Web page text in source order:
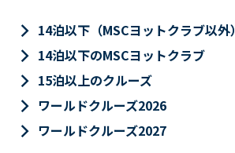
keyboard_arrow_right 14泊以下（MSCヨットクラブ以外）
keyboard_arrow_right 14泊以下のMSCヨットクラブ
keyboard_arrow_right 15泊以上のクルーズ
keyboard_arrow_right ワールドクルーズ2026
keyboard_arrow_right ワールドクルーズ2027